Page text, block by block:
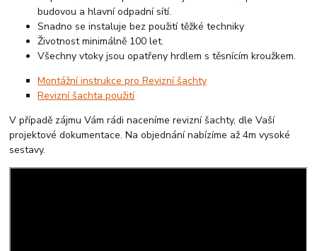
budovou a hlavní odpadní sítí.
Snadno se instaluje bez použití těžké techniky
Životnost minimálně 100 let.
Všechny vtoky jsou opatřeny hrdlem s těsnícím kroužkem.
Montážní instrukce pro Revizní šachty
Revizní šachta použití
V případě zájmu Vám rádi naceníme revizní šachty, dle Vaší
projektové dokumentace. Na objednání nabízíme až 4m vysoké
sestavy.